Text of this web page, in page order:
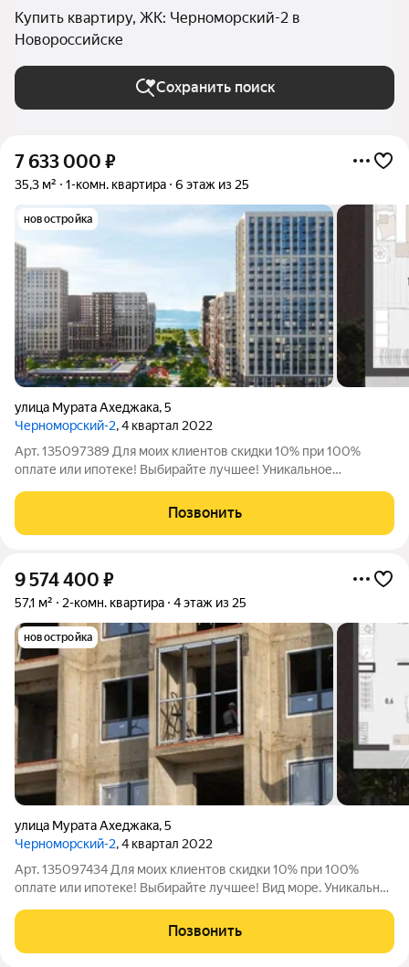
Купить квартиру, ЖК: Черноморский-2 в
Новороссийске
Сохранить поиск
7 633 000 ₽
35,3 м² 1-комн. квартира 6 этаж из 25
новостройка
улица Мурата Ахеджака,5
Черноморский-2, 4 квартал 2022
Арт. 135097389 Для моих клиентов скидки 10% при 100%
оплате или ипотеке! Выбирайте лучшее! Уникальное
два детских сада, школы, аптеки, магазины. кластер
ресторанов и кофейни, медицинский
Позвонить
9 574 400 ₽
57,1 м² 2-комн. квартира 4 этаж из 25
новостройка
улица Мурата Ахеджака,5
Черноморский-2, 4 квартал 2022
Арт. 135097434 Для моих клиентов скидки 10% при 100%
оплате или ипотеке! Выбирайте лучшее! Вид море. Уникальное
два детских сада, школы, аптеки, магазины. кластер
ресторанов и кофейни,
Позвонить